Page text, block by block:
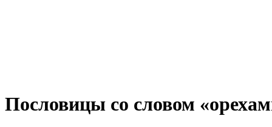
Пословицы со словом